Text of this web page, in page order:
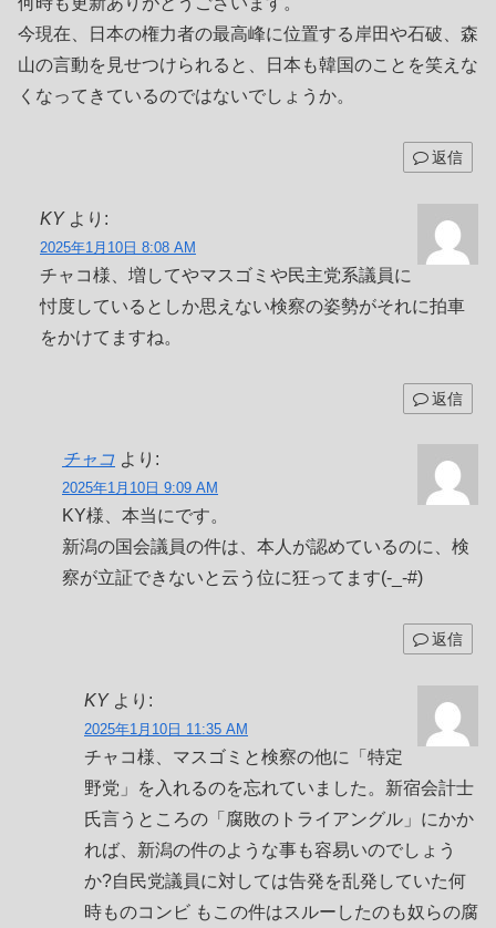
今現在、日本の権力者の最高峰に位置する岸田や石破、森
山の言動を見せつけられると、日本も韓国のことを笑えな
くなってきているのではないでしょうか。
返信
KY より:
2025年1月10日 8:08 AM
チャコ様、増してやマスゴミや民主党系議員に
忖度しているとしか思えない検察の姿勢がそれに拍車
をかけてますね。
返信
チャコ より:
2025年1月10日 9:09 AM
KY様、本当にです。
新潟の国会議員の件は、本人が認めているのに、検
察が立証できないと云う位に狂ってます(-_-#)
返信
KY より:
2025年1月10日 11:35 AM
チャコ様、マスゴミと検察の他に「特定
野党」を入れるのを忘れていました。新宿会計士
氏言うところの「腐敗のトライアングル」にかか
れば、新潟の件のような事も容易いのでしょう
か?自民党議員に対しては告発を乱発していた何
時ものコンビ もこの件はスルーしたのも奴らの腐